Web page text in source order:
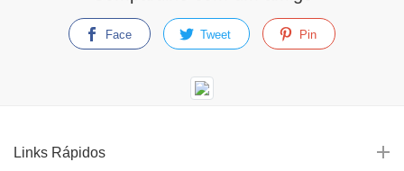
Face Tweet Pin
Links Rápidos